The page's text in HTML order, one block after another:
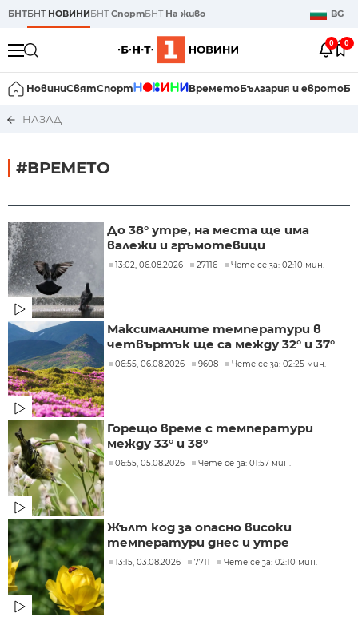
БНТБНТ НОВИНИБНТСпортБНТ На живо BG
0 0
НовиниСвятСпорт ВреметоБългария и еврото
НАЗАД
#ВРЕМЕТО
До 38° утре, на места ще има
валежи и гръмотевици
13:02, 06.08.2026 27116 Чете се за: 02:10 мин.
Максималните температури в
четвъртък ще са между 32° и 37°
06:55, 06.08.2026 9608 Чете се за: 02:25 мин.
Горещо време с температури
между 33° и 38°
06:55, 05.08.2026 Чете се за: 01:57 мин.
Жълт код за опасно високи
температури днес и утре
13:15, 03.08.2026 7711 Чете се за: 02:10 мин.